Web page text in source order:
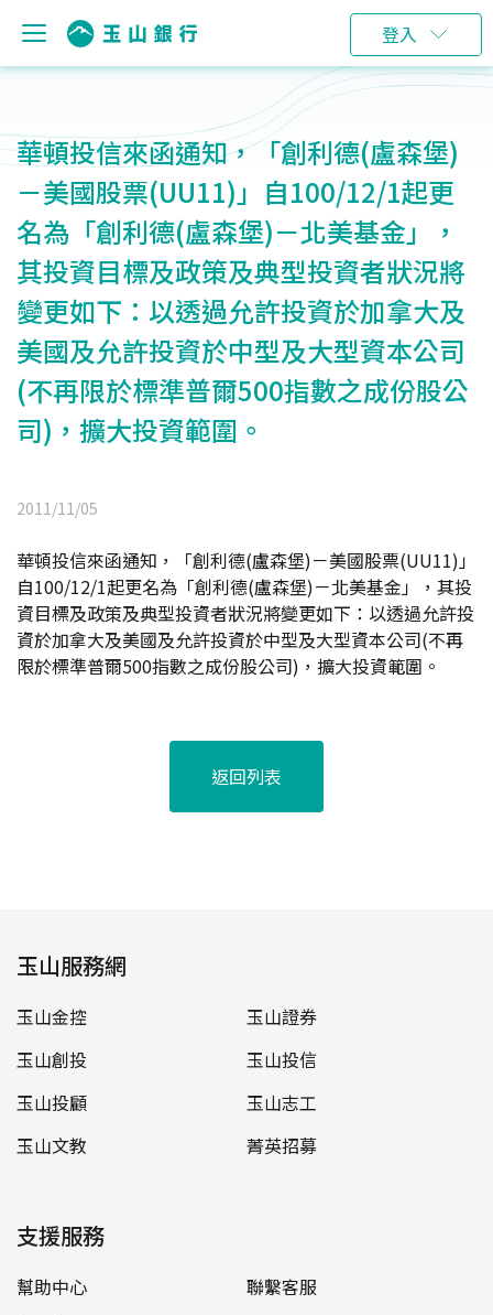
登入
華頓投信來函通知，「創利德(盧森堡)
－美國股票(UU11)」自100/12/1起更
名為「創利德(盧森堡)－北美基金」，
其投資目標及政策及典型投資者狀況將
變更如下：以透過允許投資於加拿大及
美國及允許投資於中型及大型資本公司
(不再限於標準普爾500指數之成份股公
司)，擴大投資範圍。
2011/11/05
華頓投信來函通知，「創利德(盧森堡)－美國股票(UU11)」
自100/12/1起更名為「創利德(盧森堡)－北美基金」，其投
資目標及政策及典型投資者狀況將變更如下：以透過允許投
資於加拿大及美國及允許投資於中型及大型資本公司(不再
限於標準普爾500指數之成份股公司)，擴大投資範圍。
返回列表
玉山服務網
玉山金控
玉山證券
玉山創投
玉山投信
玉山投顧
玉山志工
玉山文教
菁英招募
支援服務
幫助中心
聯繫客服